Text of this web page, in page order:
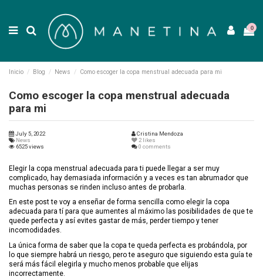
0
Inicio Blog News Como escoger la copa menstrual adecuada para mi
Como escoger la copa menstrual adecuada
para mi
July 5, 2022
Cristina Mendoza
News
2 likes
6525 views
0 comments
Elegir la copa menstrual adecuada para ti puede llegar a ser muy
complicado, hay demasiada información y a veces es tan abrumador que
muchas personas se rinden incluso antes de probarla.
En este post te voy a enseñar de forma sencilla como elegir la copa
adecuada para tí para que aumentes al máximo las posibilidades de que te
quede perfecta y así evites gastar de más, perder tiempo y tener
incomodidades.
La única forma de saber que la copa te queda perfecta es probándola, por
lo que siempre habrá un riesgo, pero te aseguro que siguiendo esta guía te
será más fácil elegirla y mucho menos probable que elijas
incorrectamente.